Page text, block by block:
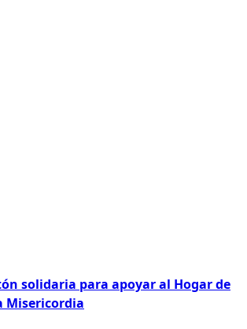
solidaria para apoyar al Hogar de
Misericordia